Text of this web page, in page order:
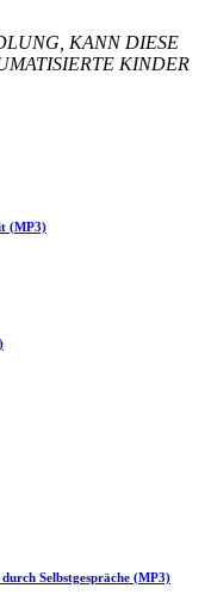
KANN DIESE
KINDER
(MP3)
Selbstgespräche (MP3)